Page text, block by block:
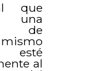
que
una
de
al